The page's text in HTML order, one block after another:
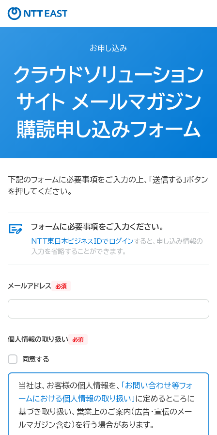
お申し込み
クラウドソリューション
サイト メールマガジン
購読申し込みフォーム
下記のフォームに必要事項をご入力の上、「送信する」ボタン
を押してください。
フォームに必要事項をご入力ください。
NTT東日本ビジネスIDでログインすると、申し込み情報の
入力を省略することができます。
必須
メールアドレス
必須
個人情報の取り扱い
同意する
当社は、お客様の個人情報を、
「お問い合わせ等フォ
ームにおける個人情報の取り扱い」に定めるところに
基づき取り扱い、営業上のご案内（広告・宣伝のメー
ルマガジン含む）を行う場合があります。